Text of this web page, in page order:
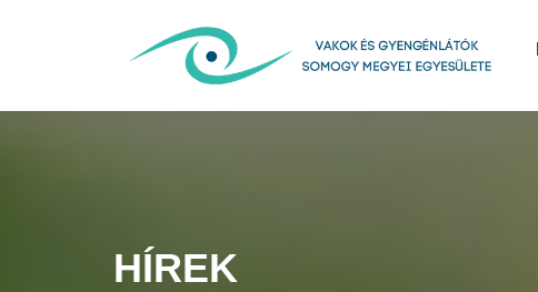
HÍREK